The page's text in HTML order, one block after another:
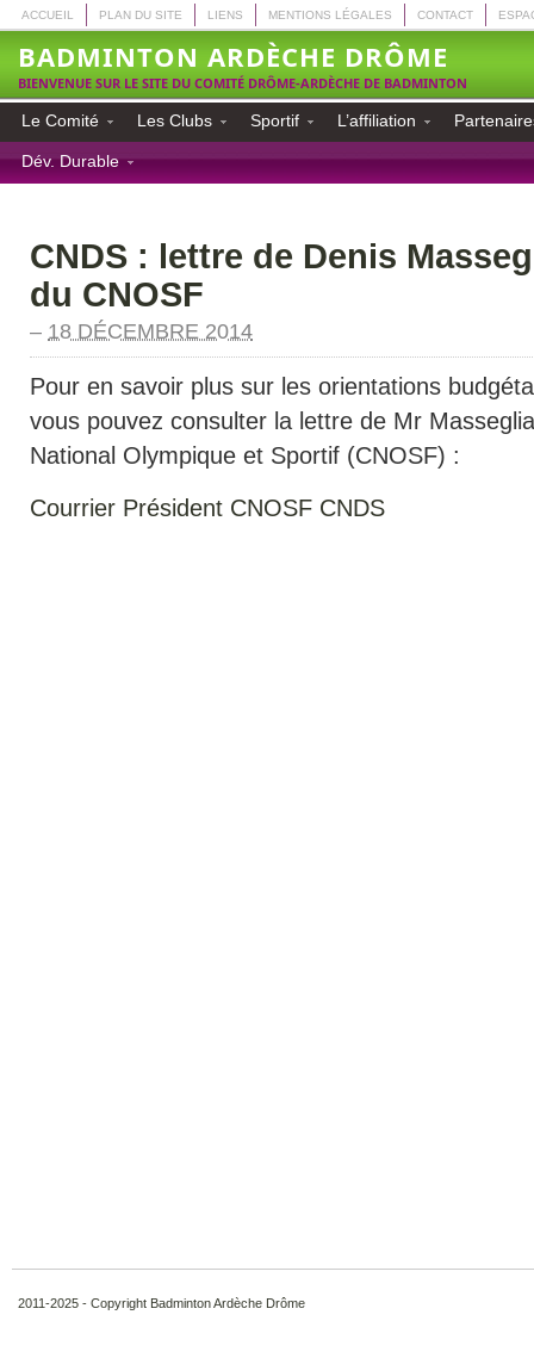
ACCUEIL PLAN DU SITE LIENS MENTIONS LÉGALES CONTACT
BADMINTON ARDÈCHE DRÔME
BIENVENUE SUR LE SITE DU COMITÉ DRÔME-ARDÈCHE DE BADMINTON
Le Comité Les Clubs Sportif L’affiliation
Dév. Durable
CNDS : lettre de Denis
du CNOSF
– 18 DÉCEMBRE 2014
Pour en savoir plus sur les orientations
vous pouvez consulter la lettre de Mr
National Olympique et Sportif (CNOSF) :
Courrier Président CNOSF CNDS
2011-2025 - Copyright Badminton Ardèche Drôme